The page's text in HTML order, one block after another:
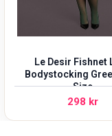
Le Desir Fishnet
Bodystocking
Size
298 kr